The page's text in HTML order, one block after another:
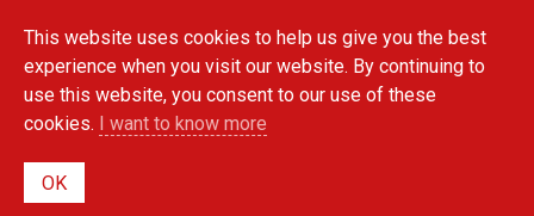
main
content
This website uses cookies to help us give you the best
experience when you visit our website. By continuing to
use this website, you consent to our use of these
cookies. I want to know more